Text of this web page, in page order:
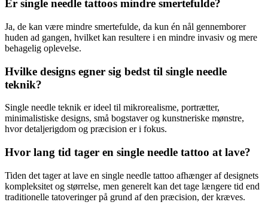
Er single needle tattoos mindre smertefulde?
Ja, de kan være mindre smertefulde, da kun én nål gennemborer
huden ad gangen, hvilket kan resultere i en mindre invasiv og mere
behagelig oplevelse.
Hvilke designs egner sig bedst til single needle
teknik?
Single needle teknik er ideel til mikrorealisme, portrætter,
minimalistiske designs, små bogstaver og kunstneriske mønstre,
hvor detaljerigdom og præcision er i fokus.
Hvor lang tid tager en single needle tattoo at lave?
Tiden det tager at lave en single needle tattoo afhænger af designets
kompleksitet og størrelse, men generelt kan det tage længere tid end
traditionelle tatoveringer på grund af den præcision, der kræves.